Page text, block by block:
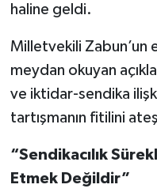
haline geldi.
Milletvekili
meydan okuyan
ve iktidar-sendika
tartışmanın fitilini
“Sendikacılık
Etmek Değildir”